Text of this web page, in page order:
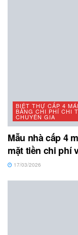
BIỆT THỰ CẤP 4
BẢNG CHI PHÍ CHI
CHUYÊN GIA
Mẫu nhà cấp 4
mặt tiền chi phí
17/03/2026